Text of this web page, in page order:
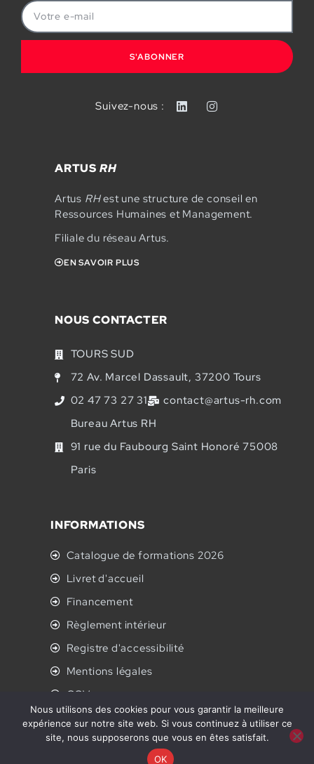
S'ABONNER
Suivez-nous :
ARTUS RH
Artus RHest une structure de conseil en
Ressources Humaines et Management.
Filiale du réseau Artus.
EN SAVOIR PLUS
NOUS CONTACTER
TOURS SUD
72 Av. Marcel Dassault, 37200 Tours
02 47 73 27 31
contact@artus-rh.com
Bureau Artus RH
91 rue du Faubourg Saint Honoré 75008
Paris
INFORMATIONS
Catalogue de formations 2026
Livret d'accueil
Financement
Règlement intérieur
Registre d'accessibilité
Mentions légales
CGV
Politique de confidentialité
2025. All Rights Reserved. Réalisé pour vous
Nous utilisons des cookies pour vous garantir la meilleure
expérience sur notre site web. Si vous continuez à utiliser ce
site, nous supposerons que vous en êtes satisfait.
OK